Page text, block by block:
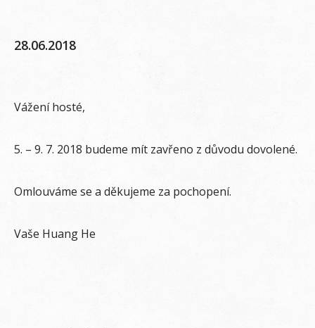
28.06.2018
Vážení hosté,
5. – 9. 7. 2018 budeme mít zavřeno z důvodu dovolené.
Omlouváme se a děkujeme za pochopení.
Vaše Huang He